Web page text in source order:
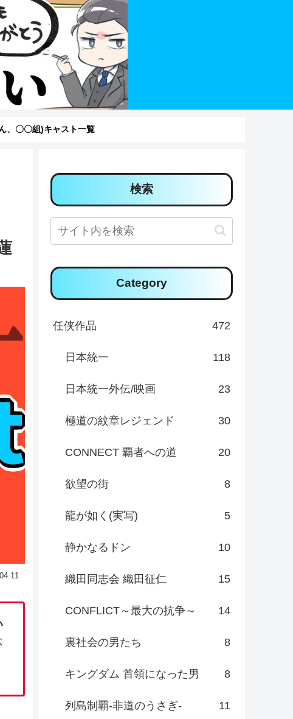
、〇〇組)キャスト一覧
検索
Category
任侠作品 472
日本統一 118
日本統一外伝/映画 23
極道の紋章レジェンド 30
CONNECT 覇者への道 20
欲望の街 8
龍が如く(実写) 5
静かなるドン 10
織田同志会 織田征仁 15
CONFLICT～最大の抗争～ 14
裏社会の男たち 8
キングダム 首領になった男 8
列島制覇-非道のうさぎ- 11